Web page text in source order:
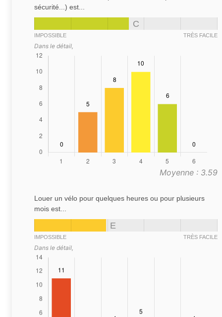
sécurité...) est...
C
IMPOSSIBLE TRÈS FACILE
Dans le détail,
Moyenne : 3.59
Louer un vélo pour quelques heures ou pour plusieurs
mois est...
E
IMPOSSIBLE TRÈS FACILE
Dans le détail,